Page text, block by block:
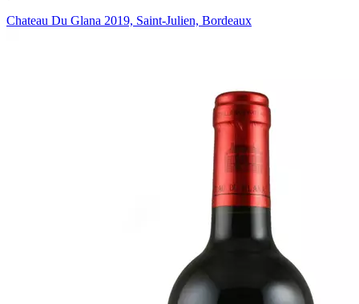
Chateau Du Glana 2019, Saint-Julien, Bordeaux